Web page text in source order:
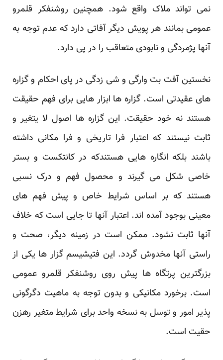
نمی تواند ملاک واقع شود. همچنین روشنفکر قلمرو
عمومی بمانند هر پویش دیگر آفاتی دارد که عدم توجه به
آنها پژمردگی و نابودی متعاقب را در پی دارد.
نخستین آفت بت وارگی و شی زدگی در پای احکام و گزاره
های عقیدتی است. گزاره ها ابزار هایی برای فهم حقیقت
هستند نه خود حقیقت. این گزاره ها اصول لا یتغیر و
ثابت نیستند که اعتبار فرا تاریخی و فرا مکانی داشته
باشند بلکه انگاره هایی هستندکه در کانتکست و بستر
خاصی شکل می گیرند و محصول فهم و درک نسبی
هستند که بر اساس شرایط خاص و پیش فهم های
معینی بوجود آمده اند. اعتبار آنها تا جایی است که خلاف
آنها ثابت نشود. ممکن است در زمینه دیگر، صحت و
راستی آنها مخدوش گردد. این فتیشیسم گزار ها یکی از
بزرگترین پرتگاه ها پیش روی روشنفکر قلمرو عمومی
است. برخورد مکانیکی و بدون توجه به ماهیت دگرگونی
پذیر امور و توسل به نسخه واحد برای شرایط متغیر رهزن
حقیت است.